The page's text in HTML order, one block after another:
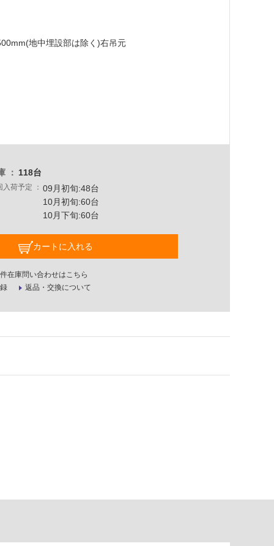
地中埋設部は除く)右吊元
118台
入荷予定
09月初旬:48台
10月初旬:60台
10月下旬:60台
カートに入れる
在庫問い合わせはこちら
返品・交換について